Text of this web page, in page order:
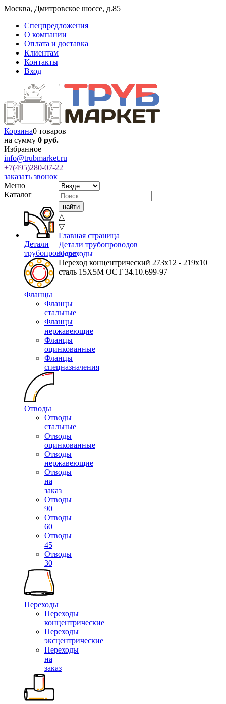
Москва, Дмитровское шоссе, д.85
Спецпредложения
О компании
Оплата и доставка
Клиентам
Контакты
Вход
Корзина0 товаров
на сумму 0 руб.
Избранное
info@trubmarket.ru
+7(495)280-07-22
заказать звонок
Меню
Каталог
Детали
трубопроводов
Фланцы
Фланцы
стальные
Фланцы
нержавеющие
Фланцы
оцинкованные
Фланцы
спецназначения
Отводы
Отводы
стальные
Отводы
оцинкованные
Отводы
нержавеющие
Отводы
на
заказ
Отводы
90
Отводы
60
Отводы
45
Отводы
30
Переходы
Переходы
концентрические
Переходы
эксцентрические
Переходы
на
заказ
△
▽
Главная страница
Детали трубопроводов
Переходы
Переход концентрический 273х12 - 219х10
сталь 15Х5М ОСТ 34.10.699-97